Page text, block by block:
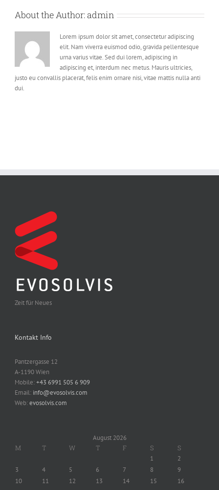
About the Author:admin
Lorem ipsum dolor sit amet, consectetur adipiscing
elit. Nam viverra euismod odio, gravida pellentesque
urna varius vitae. Sed dui lorem, adipiscing in
adipiscing et, interdum nec metus. Mauris ultricies,
justo eu convallis placerat, felis enim ornare nisi, vitae mattis nulla anti
dui.
Zeit für Neues
Kontakt Info
Pantzergasse 12
A-1190 Wien
Mobile:+43 6991 505 6 909
Email: info@evosolvis.com
Web:evosolvis.com
August 2026
M T W T F S S
1
2
3
4 5 6 7 8
9
10
11 12 13 14 15
16